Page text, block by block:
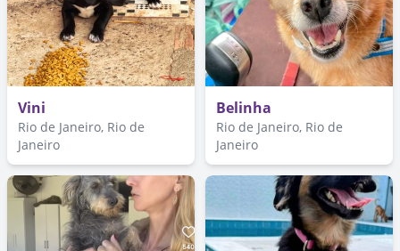
Vini
Rio de Janeiro, Rio de
Janeiro
Belinha
Rio de Janeiro, Rio de
Janeiro